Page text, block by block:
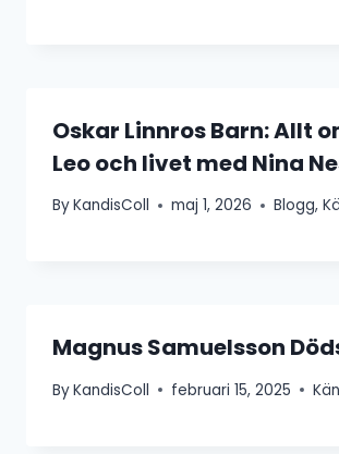
Oskar Linnros Barn: Allt
Leo och livet med Nina
ByKandisColl maj 1, 2026 Blogg,
Magnus Samuelsson
ByKandisColl februari 15, 2025